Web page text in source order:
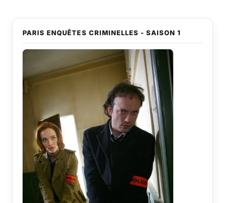
PARIS ENQUÊTES CRIMINELLES - SAISON 1